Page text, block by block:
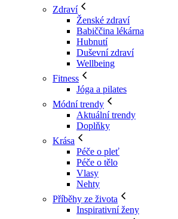
Zdraví
Ženské zdraví
Babiččina lékárna
Hubnutí
Duševní zdraví
Wellbeing
Fitness
Jóga a pilates
Módní trendy
Aktuální trendy
Doplňky
Krása
Péče o pleť
Péče o tělo
Vlasy
Nehty
Příběhy ze života
Inspirativní ženy